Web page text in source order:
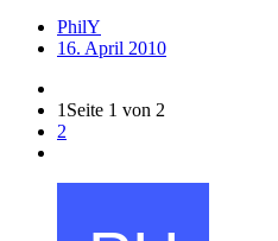
PhilY
16. April 2010
1 Seite 1 von 2
2